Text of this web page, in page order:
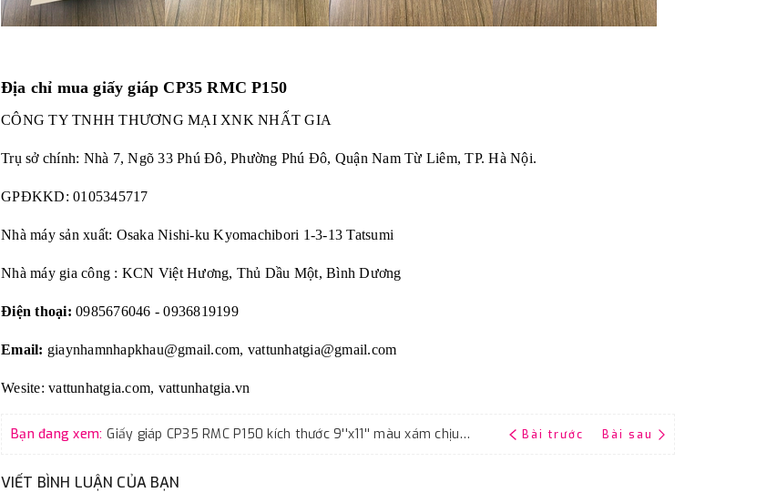
Địa chỉ muagiấy giáp CP35 RMC P150
CÔNG TY TNHH THƯƠNG MẠI XNK NHẤT GIA
Trụ sở chính: Nhà 7, Ngõ 33 Phú Đô, Phường Phú Đô, Quận Nam Từ Liêm, TP. Hà Nội.
GPĐKKD: 0105345717
Nhà máy sản xuất: Osaka Nishi-ku Kyomachibori 1-3-13 Tatsumi
Nhà máy gia công : KCN Việt Hương, Thủ Dầu Một, Bình Dương
Điện thoại: 0985676046 - 0936819199
Email: giaynhamnhapkhau@gmail.com, vattunhatgia@gmail.com
Wesite: vattunhatgia.com, vattunhatgia.vn
Bạn đang xem: Giấy giáp CP35 RMC P150 kích thước 9''x11'' màu xám chịu nước Bài trước Bài sau
VIẾT BÌNH LUẬN CỦA BẠN